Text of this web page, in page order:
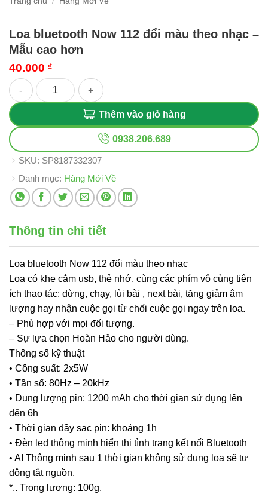
Loa bluetooth Now 112 đổi màu theo nhạc –
Mẫu cao hơn
40.000 ₫
Loa bluetooth Now 112 đổi màu theo nhạc - Mẫu cao hơn số
Thêm vào giỏ hàng
0938.206.689
SKU: SP8187332307
Danh mục: Hàng Mới Về
Thông tin chi tiết
Loa bluetooth Now 112 đổi màu theo nhạc
Loa có khe cắm usb, thẻ nhớ, cùng các phím vô cùng tiện
ích thao tác: dừng, chạy, lùi bài , next bài, tăng giảm âm
lượng hay nhận cuộc gọi từ chối cuộc gọi ngay trên loa.
– Phù hợp với mọi đối tượng.
– Sự lựa chọn Hoàn Hảo cho người dùng.
Thông số kỹ thuật
• Công suất: 2x5W
• Tần số: 80Hz – 20kHz
• Dung lượng pin: 1200 mAh cho thời gian sử dụng lên
đến 6h
• Thời gian đầy sạc pin: khoảng 1h
• Đèn led thông minh hiển thị tình trạng kết nối Bluetooth
• AI Thông minh sau 1 thời gian không sử dụng loa sẽ tự
động tắt nguồn.
*.. Trọng lượng: 100g.